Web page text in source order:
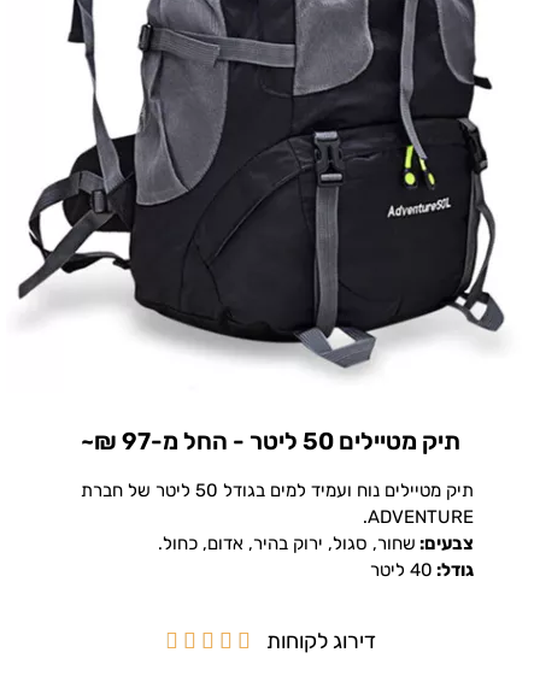
תיק מטיילים 50 ליטר - החל מ-97 ₪~
תיק מטיילים נוח ועמיד למים בגודל 50 ליטר של חברת
ADVENTURE.
צבעים: שחור, סגול, ירוק בהיר, אדום, כחול.
גודל: 40 ליטר
דירוג לקוחות 



